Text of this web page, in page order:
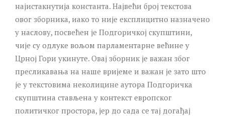
најистакнутија константа. Највећи број текстова
овог зборника, иако то није експлицитно назначено
у наслову, посвећен је Подгоричкој скупштини,
чије су одлуке вољом парламентарне већине у
Црној Гори укинуте. Овај зборник је важан због
пресликавања на наше вријеме и важан је зато што
је у текстовима неколицине аутора Подгоричка
скупштина стављена у контекст европског
политичког простора, јер до сада се тај догађај